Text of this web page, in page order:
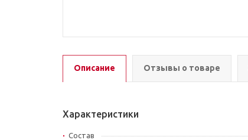
Описание Отзывы о товаре
Характеристики
Состав